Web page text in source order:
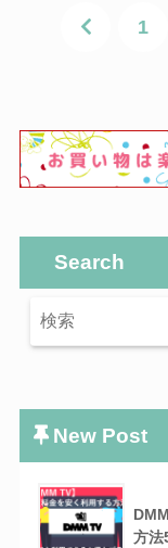
1
Search
New Post
方法